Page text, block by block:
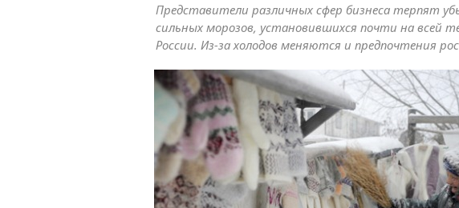
Представители различных сфер бизнеса терпят
сильных морозов, установившихся почти на всей
России. Из-за холодов меняются и предпочтения